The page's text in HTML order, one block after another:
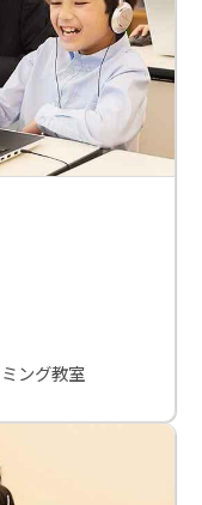
ング教室